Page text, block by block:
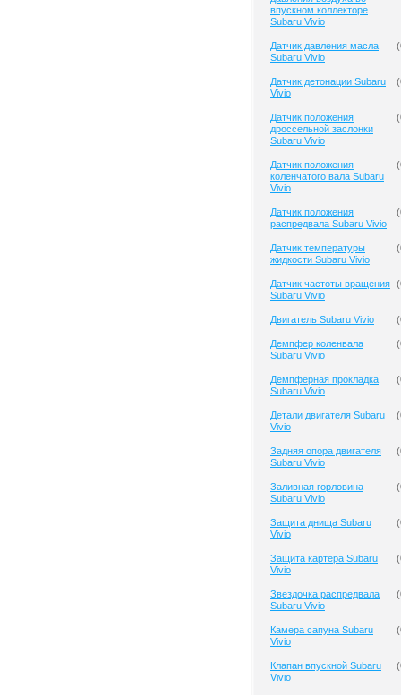
впускном коллекторе
Subaru Vivio
Датчик давления масла
Subaru Vivio
(
Датчик детонации Subaru
Vivio
(
Датчик положения
дроссельной заслонки
Subaru Vivio
(
Датчик положения
коленчатого вала Subaru
Vivio
(
Датчик положения
распредвала Subaru Vivio
(
Датчик температуры
жидкости Subaru Vivio
(
Датчик частоты вращения
Subaru Vivio
(
Двигатель Subaru Vivio (
Демпфер коленвала
Subaru Vivio
(
Демпферная прокладка
Subaru Vivio
(
Детали двигателя Subaru
Vivio
(
Задняя опора двигателя
Subaru Vivio
(
Заливная горловина
Subaru Vivio
(
Защита днища Subaru
Vivio
(
Защита картера Subaru
Vivio
(
Звездочка распредвала
Subaru Vivio
(
Камера сапуна Subaru
Vivio
(
Клапан впускной Subaru
Vivio
(